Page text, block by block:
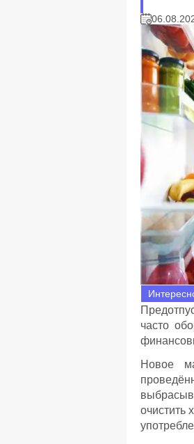
часто
Новое
очистить